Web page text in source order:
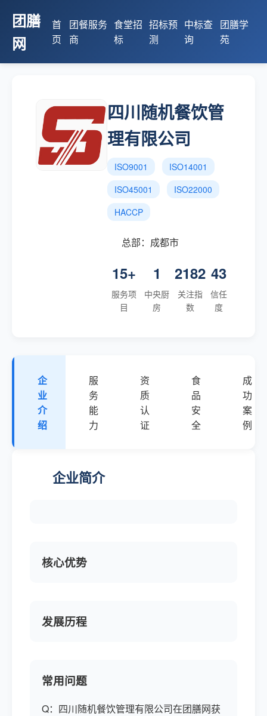
团膳
网
首
页
团餐服务
商
食堂招
标
招标预
测
中标查
询
团膳学
苑
四川随机餐饮管
理有限公司
ISO9001
ISO14001
ISO45001
ISO22000
HACCP
总部：成都市
15+
服务项
目
1
中央厨
房
2182
关注指
数
43
信任
度
企
业
介
绍
服
务
能
力
资
质
认
证
食
品
安
全
成
功
案
例
企业简介
核心优势
发展历程
常用问题
Q：四川随机餐饮管理有限公司在团膳网获